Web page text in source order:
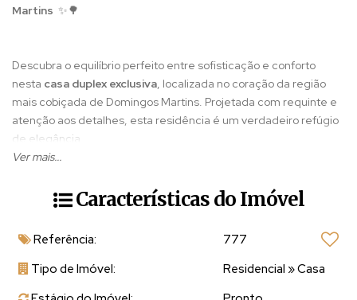
Martins ✨🌳
Descubra o equilíbrio perfeito entre sofisticação e conforto
nesta casa duplex exclusiva , localizada no coração da região
mais cobiçada de Domingos Martins. Projetada com requinte e
atenção aos detalhes, esta residência é um verdadeiro refúgio
de elegância.
Sala ampla e arejada
🍽️Cozinha integrada
com bancada em porcelanato, ideal para
quem ama gastronomia e praticidade.
Ver mais...
Características do Imóvel
Referência:
777
Tipo de Imóvel:
Residencial »Casa